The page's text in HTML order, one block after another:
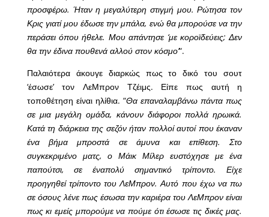
προσφέρω. Ήταν η μεγαλύτερη στιγμή μου. Ρώτησα τον
Κρις γιατί μου έδωσε την μπάλα, ενώ θα μπορούσε να την
περάσει όπου ήθελε. Μου απάντησε ‘με κοροϊδεύεις; Δεν
θα την έδινα πουθενά αλλού στον κόσμο’“.
Παλαιότερα άκουγε διαρκώς πως το δικό του σουτ
‘έσωσε’ τον ΛεΜπρον Τζέιμς. Είπε πως αυτή η
τοποθέτηση είναι ηλίθια. “Θα επαναλαμβάνω πάντα πως
σε μια μεγάλη ομάδα, κάνουν διάφοροι πολλά ηρωικά.
Κατά τη διάρκεια της σεζόν ήταν πολλοί αυτοί που έκαναν
ένα βήμα μπροστά σε άμυνα και επίθεση. Στο
συγκεκριμένο ματς, ο Μάικ Μίλερ ευστόχησε με ένα
παπούτσι, σε έναπολύ σημαντικό τρίποντο. Είχε
προηγηθεί τρίποντο του ΛεΜπρον. Αυτό που έχω να πω
σε όσους λένε πως έσωσα την καριέρα του ΛεΜπρον είναι
πως κι εμείς μπορούμε να πούμε ότι έσωσε τις δικές μας.